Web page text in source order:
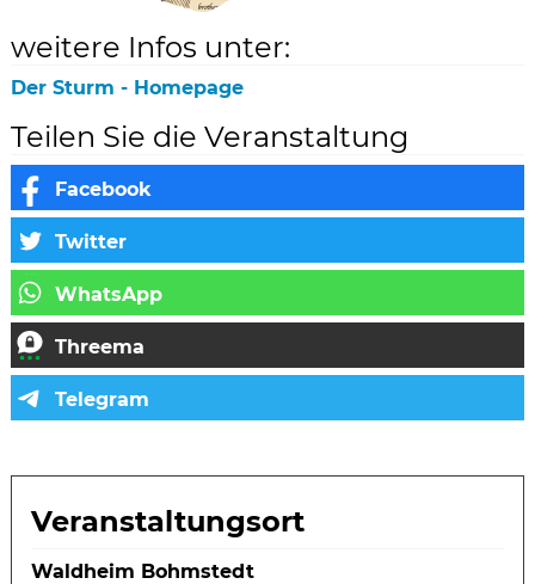
weitere Infos unter:
Der Sturm - Homepage
Teilen Sie die Veranstaltung
Veranstaltungsort
Waldheim Bohmstedt